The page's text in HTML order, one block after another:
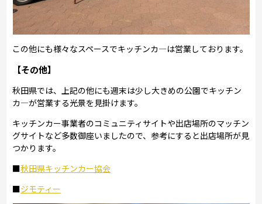
この他にも様々なスペースでキッチンカ―は営業しております。
【その他】
秋田県では、上記の他にも週末は少し大きめの公園でキッチン
カ―が営業する光景を見掛けます。
キッチンカー事業者のコミュニティサイトや出店場所のマッチン
グサイトなど多数御座いましたので、参考にすると出店場所が見
つかります。
■秋田県キッチンカー協会
■ジモティー